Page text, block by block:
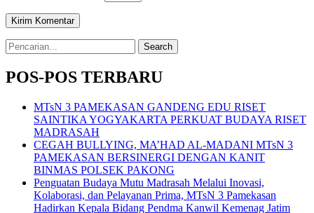
Search
for:
POS-POS TERBARU
MTsN 3 PAMEKASAN GANDENG EDU RISET
SAINTIKA YOGYAKARTA PERKUAT BUDAYA RISET
MADRASAH
CEGAH BULLYING, MA’HAD AL-MADANI MTsN 3
PAMEKASAN BERSINERGI DENGAN KANIT
BINMAS POLSEK PAKONG
Penguatan Budaya Mutu Madrasah Melalui Inovasi,
Kolaborasi, dan Pelayanan Prima, MTsN 3 Pamekasan
Hadirkan Kepala Bidang Pendma Kanwil Kemenag Jatim